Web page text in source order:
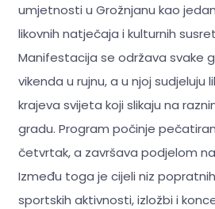
umjetnosti u Grožnjanu kao
likovnih natječaja i kulturnih
Manifestacija se održava svake
vikenda u rujnu, a u njoj sudjeluju
krajeva svijeta koji slikaju na
gradu. Program počinje
četvrtak, a završava podjelom
Između toga je cijeli niz
sportskih aktivnosti, izložbi i